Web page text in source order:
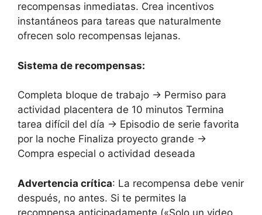
recompensas inmediatas. Crea incentivos
instantáneos para tareas que naturalmente
ofrecen solo recompensas lejanas.
Sistema de recompensas:
Completa bloque de trabajo → Permiso para
actividad placentera de 10 minutos Termina
tarea difícil del día → Episodio de serie favorita
por la noche Finaliza proyecto grande →
Compra especial o actividad deseada
Advertencia crítica: La recompensa debe venir
después, no antes. Si te permites la
recompensa anticipadamente («Solo un video